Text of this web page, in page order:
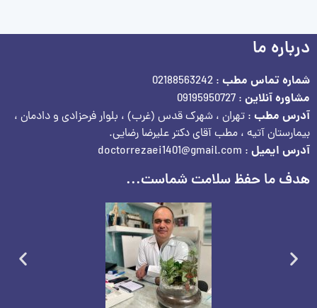
درباره ما
شماره تماس مطب : 02188563242
مشاوره آنلاین : 09195950727
آدرس مطب : تهران ، شهرک قدس (غرب) ، بلوار فرحزادی و دادمان ،
بیمارستان آتیه ، مطب آقای دکتر علیرضا رضایی.
آدرس ایمیل : doctorrezaei1401@gmail.com
هدف ما حفظ سلامت شماست...